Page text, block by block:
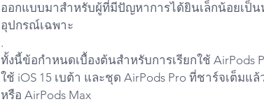
ออกแบบมาสำหรับผู้ที่มีปัญหาการได้ยินเล็กน้อยเป็
อุปกรณ์เฉพาะ
.
ทั้งนี้ข้อกำหนดเบื้องต้นสำหรับการเรียกใช้ AirPods
ใช้ iOS 15 เบต้า และชุด AirPods Pro ที่ชาร์จเต็ม
หรือ AirPods Max